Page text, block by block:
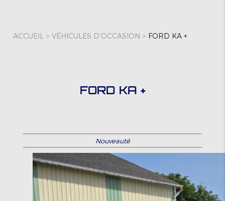
ACCUEIL > VÉHICULES D'OCCASION > FORD KA +
FORD KA +
Nouveauté